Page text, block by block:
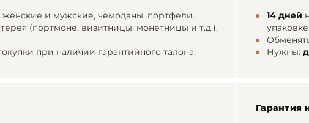
и мужские, чемоданы, портфели.
(портмоне, визитницы, монетницы и т.д.),
при наличии гарантийного талона.
14 дней
упаковке.
Нужны:
Гарантия